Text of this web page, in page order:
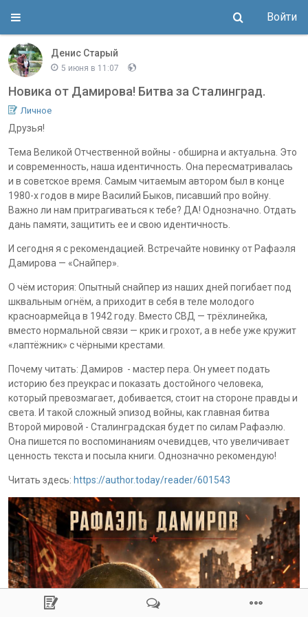
Войти
Денис Старый
5 июня в 11:07
Новика от Дамирова! Битва за Сталинград.
Личное
Друзья!
Тема Великой Отчественной войны - обширна и актуальна. Это
и современность, наша идентичность. Она пересматривалась
и в советское время. Самым читаемым автором был в конце
1980-х годов в мире Василий Быков, писавший про войну.
Важно ли нам притрагиваться к тебе? ДА! Однозначно. Отдать
дань памяти, защитить ее и свою идентичность.
И сегодня я с рекомендацией. Встречайте новинку от Рафаэля
Дамирова — «Снайпер».
О чём история: Опытный снайпер из наших дней погибает под
шквальным огнём, а приходит в себя в теле молодого
красноармейца в 1942 году. Вместо СВД — трёхлинейка,
вместо нормальной связи — крик и грохот, а в небе уже кружит
«лаптёжник» с чёрными крестами.
Почему читать: Дамиров - мастер пера. Он умеет подать
историю без преукрас и показать достойного человека,
который превозмагает, добивается, стоит на стороне правды и
света. И такой сложный эпизод войны, как главная битва
Второй мировой - Сталинградская будет по силам Рафаэлю.
Она пишется по воспоминаниям очевидцев, что увеличивает
ценность текста и посыла книги. Однозначно рекомендую!
Читать здесь: https://author.today/reader/601543